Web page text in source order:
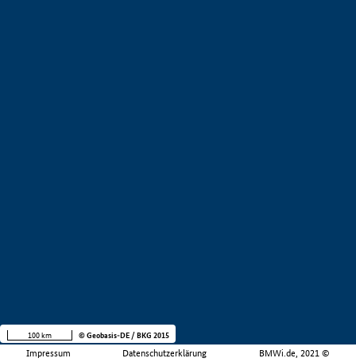
Impressum Datenschutzerklärung BMWi.de, 2021 ©
100 km © Geobasis-DE / BKG 2015